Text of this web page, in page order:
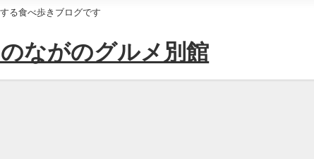
る食べ歩きブログです
ながのグルメ別館